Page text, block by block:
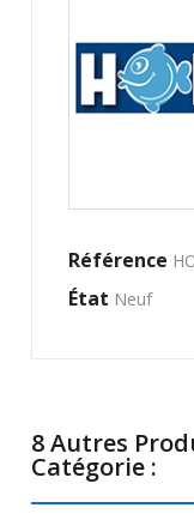
Référence
État Neuf
8 Autres
Catégorie :